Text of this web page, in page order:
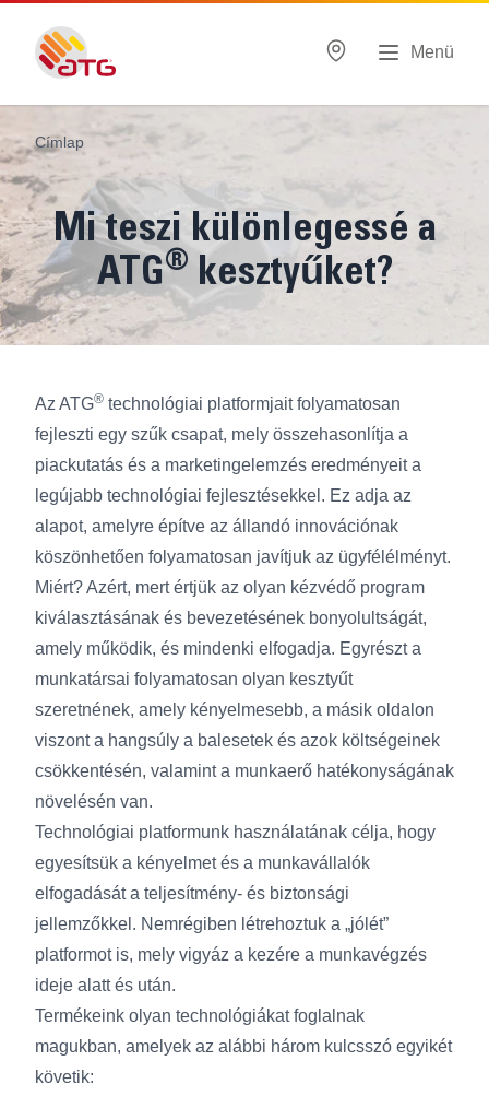
Menü
Címlap
Mi teszi különlegessé a
ATG® kesztyűket?
Az ATG® technológiai platformjait folyamatosan
fejleszti egy szűk csapat, mely összehasonlítja a
piackutatás és a marketingelemzés eredményeit a
legújabb technológiai fejlesztésekkel. Ez adja az
alapot, amelyre építve az állandó innovációnak
köszönhetően folyamatosan javítjuk az ügyfélélményt.
Miért? Azért, mert értjük az olyan kézvédő program
kiválasztásának és bevezetésének bonyolultságát,
amely működik, és mindenki elfogadja. Egyrészt a
munkatársai folyamatosan olyan kesztyűt
szeretnének, amely kényelmesebb, a másik oldalon
viszont a hangsúly a balesetek és azok költségeinek
csökkentésén, valamint a munkaerő hatékonyságának
növelésén van.
Technológiai platformunk használatának célja, hogy
egyesítsük a kényelmet és a munkavállalók
elfogadását a teljesítmény- és biztonsági
jellemzőkkel. Nemrégiben létrehoztuk a „jólét”
platformot is, mely vigyáz a kezére a munkavégzés
ideje alatt és után.
Termékeink olyan technológiákat foglalnak
magukban, amelyek az alábbi három kulcsszó egyikét
követik: